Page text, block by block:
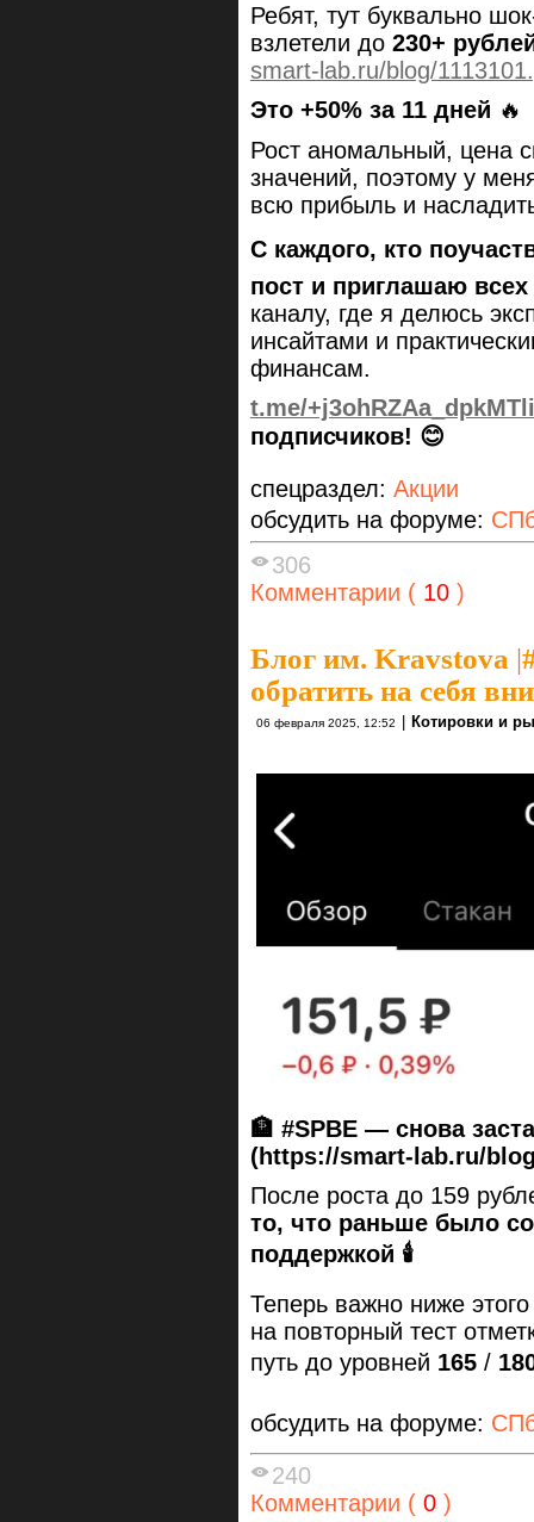
Ребят, тут буквально
взлетели до 230+
smart-lab.ru/blog/
Это +50% за 11 дней 🔥
Рост аномальный, цена
значений, поэтому у
всю прибыль и
С каждого, кто
пост и приглашаю всех
каналу, где я делюсь
инсайтами и
финансам.
t.me/
подписчиков! 😊
спецраздел: Акции
обсудить на форуме:
306
Комментарии ( 10 )
Блог им. Kravstova |
обратить на себя
06 февраля 2025, 12:52 Котировки и
🏦 #SPBE — снова
(https://smart-lab.ru/
После роста до 159
то, что раньше было
поддержкой 🕯
Теперь важно ниже
на повторный тест
путь до уровней 165 /
обсудить на форуме:
240
Комментарии ( 0 )